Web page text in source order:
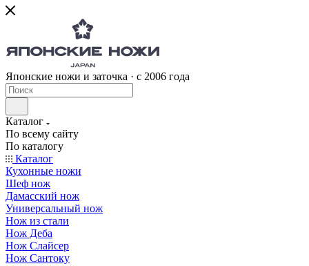
Японские ножи и заточка · с 2006 года
Каталог
По всему сайту
По каталогу
Каталог
Кухонные ножи
Шеф нож
Дамасский нож
Универсальный нож
Нож из стали
Нож Деба
Нож Слайсер
Нож Сантоку